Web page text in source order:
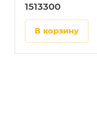
1513300
в корзину